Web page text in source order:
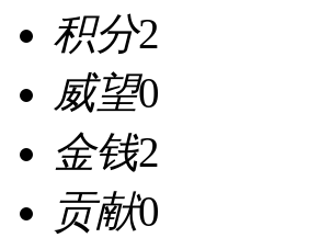
积分2
威望0
金钱2
贡献0